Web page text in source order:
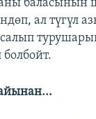
баласынын
ал түгүл